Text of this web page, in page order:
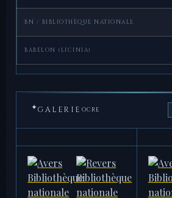
BN / BIBLIOTHÈQUE NATIONALE
BABELON (LICINIA)
✦GALERIE OCRE
AMERICAN NUMISMATIC
1944.100.38401
10,87 g · 26,5 mm